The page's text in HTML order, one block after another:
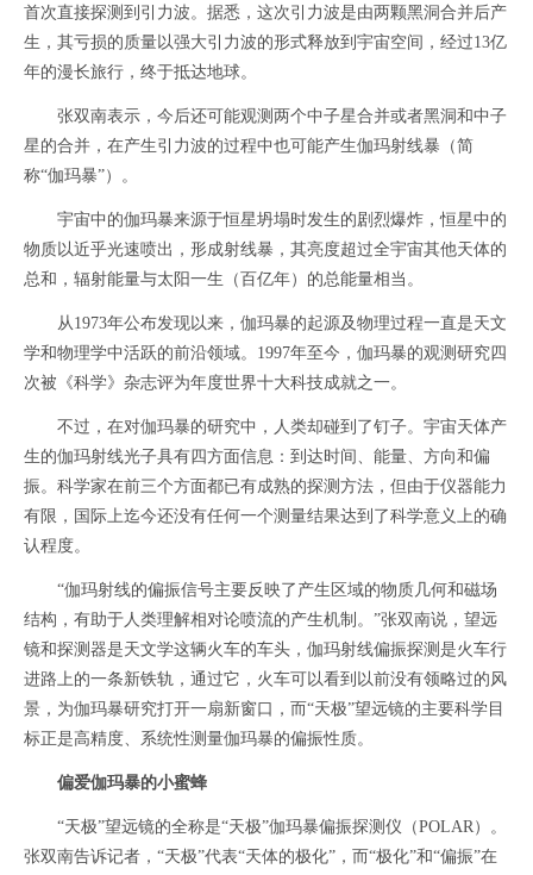
首次直接探测到引力波。据悉，这次引力波是由两颗黑洞合并后产
生，其亏损的质量以强大引力波的形式释放到宇宙空间，经过13亿
年的漫长旅行，终于抵达地球。
张双南表示，今后还可能观测两个中子星合并或者黑洞和中子
星的合并，在产生引力波的过程中也可能产生伽玛射线暴（简
称“伽玛暴”）。
宇宙中的伽玛暴来源于恒星坍塌时发生的剧烈爆炸，恒星中的
物质以近乎光速喷出，形成射线暴，其亮度超过全宇宙其他天体的
总和，辐射能量与太阳一生（百亿年）的总能量相当。
从1973年公布发现以来，伽玛暴的起源及物理过程一直是天文
学和物理学中活跃的前沿领域。1997年至今，伽玛暴的观测研究四
次被《科学》杂志评为年度世界十大科技成就之一。
不过，在对伽玛暴的研究中，人类却碰到了钉子。宇宙天体产
生的伽玛射线光子具有四方面信息：到达时间、能量、方向和偏
振。科学家在前三个方面都已有成熟的探测方法，但由于仪器能力
有限，国际上迄今还没有任何一个测量结果达到了科学意义上的确
认程度。
“伽玛射线的偏振信号主要反映了产生区域的物质几何和磁场
结构，有助于人类理解相对论喷流的产生机制。”张双南说，望远
镜和探测器是天文学这辆火车的车头，伽玛射线偏振探测是火车行
进路上的一条新铁轨，通过它，火车可以看到以前没有领略过的风
景，为伽玛暴研究打开一扇新窗口，而“天极”望远镜的主要科学目
标正是高精度、系统性测量伽玛暴的偏振性质。
偏爱伽玛暴的小蜜蜂
“天极”望远镜的全称是“天极”伽玛暴偏振探测仪（POLAR）。
张双南告诉记者，“天极”代表“天体的极化”，而“极化”和“偏振”在